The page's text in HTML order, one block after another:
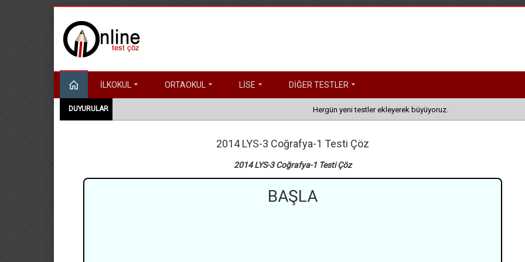
İLKOKUL ORTAOKUL LİSE DİĞER TESTLER
DUYURULAR Hergün yeni testler ekleyerek büyüyoruz.
2014 LYS-3 Coğrafya-1 Testi Çöz
2014 LYS-3 Coğrafya-1 Testi Çöz
BAŞLA